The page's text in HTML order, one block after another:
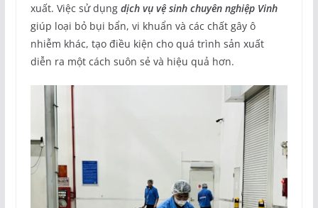
xuất. Việc sử dụng dịch vụ vệ sinh chuyên nghiệp Vinh
giúp loại bỏ bụi bẩn, vi khuẩn và các chất gây ô
nhiễm khác, tạo điều kiện cho quá trình sản xuất
diễn ra một cách suôn sẻ và hiệu quả hơn.